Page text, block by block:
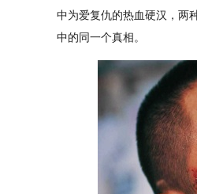
中为爱复仇的热血硬汉，两
中的同一个真相。